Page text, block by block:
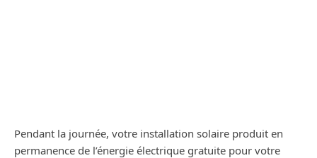
Pendant la journée, votre installation solaire produit en
permanence de l’énergie électrique gratuite pour votre